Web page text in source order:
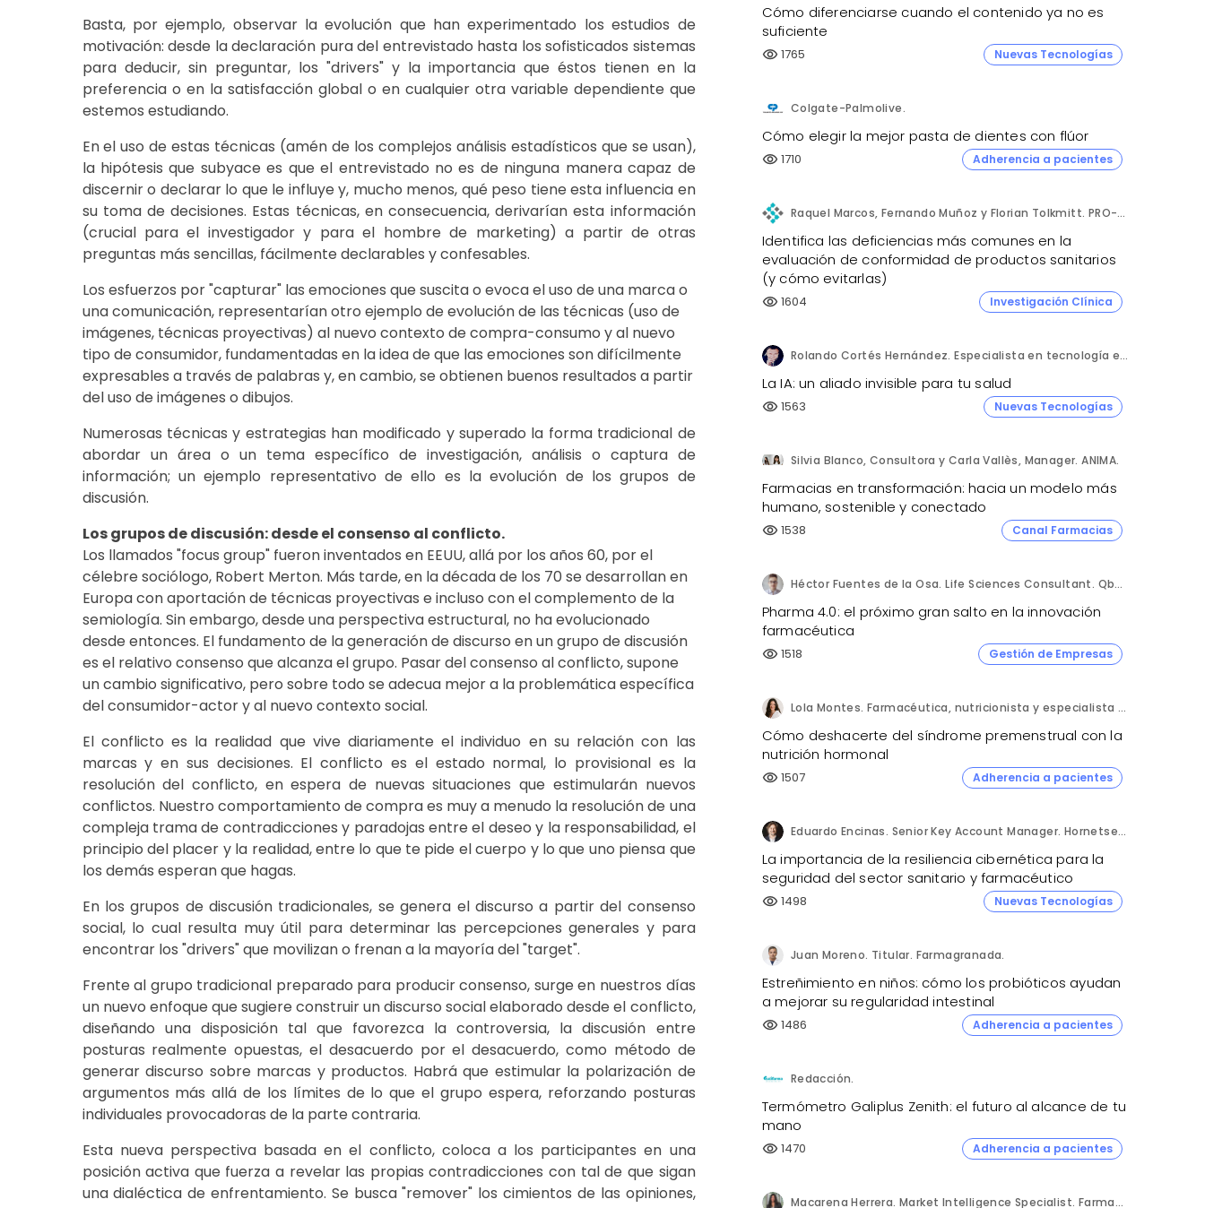
Basta, por ejemplo, observar la evolución que han experimentado los estudios de
motivación: desde la declaración pura del entrevistado hasta los sofisticados sistemas
para deducir, sin preguntar, los "drivers" y la importancia que éstos tienen en la
preferencia o en la satisfacción global o en cualquier otra variable dependiente que
estemos estudiando.
En el uso de estas técnicas (amén de los complejos análisis estadísticos que se usan),
la hipótesis que subyace es que el entrevistado no es de ninguna manera capaz de
discernir o declarar lo que le influye y, mucho menos, qué peso tiene esta influencia en
su toma de decisiones. Estas técnicas, en consecuencia, derivarían esta información
(crucial para el investigador y para el hombre de marketing) a partir de otras
preguntas más sencillas, fácilmente declarables y confesables.
Los esfuerzos por "capturar" las emociones que suscita o evoca el uso de una marca o
una comunicación, representarían otro ejemplo de evolución de las técnicas (uso de
imágenes, técnicas proyectivas) al nuevo contexto de compra-consumo y al nuevo
tipo de consumidor, fundamentadas en la idea de que las emociones son difícilmente
expresables a través de palabras y, en cambio, se obtienen buenos resultados a partir
del uso de imágenes o dibujos.
Numerosas técnicas y estrategias han modificado y superado la forma tradicional de
abordar un área o un tema específico de investigación, análisis o captura de
información; un ejemplo representativo de ello es la evolución de los grupos de
discusión.
Los grupos de discusión: desde el consenso al conflicto.
Los llamados "focus group" fueron inventados en EEUU, allá por los años 60, por el
célebre sociólogo, Robert Merton. Más tarde, en la década de los 70 se desarrollan en
Europa con aportación de técnicas proyectivas e incluso con el complemento de la
semiología. Sin embargo, desde una perspectiva estructural, no ha evolucionado
desde entonces. El fundamento de la generación de discurso en un grupo de discusión
es el relativo consenso que alcanza el grupo. Pasar del consenso al conflicto, supone
un cambio significativo, pero sobre todo se adecua mejor a la problemática específica
del consumidor-actor y al nuevo contexto social.
El conflicto es la realidad que vive diariamente el individuo en su relación con las
marcas y en sus decisiones. El conflicto es el estado normal, lo provisional es la
resolución del conflicto, en espera de nuevas situaciones que estimularán nuevos
conflictos. Nuestro comportamiento de compra es muy a menudo la resolución de una
compleja trama de contradicciones y paradojas entre el deseo y la responsabilidad, el
principio del placer y la realidad, entre lo que te pide el cuerpo y lo que uno piensa que
los demás esperan que hagas.
En los grupos de discusión tradicionales, se genera el discurso a partir del consenso
social, lo cual resulta muy útil para determinar las percepciones generales y para
encontrar los "drivers" que movilizan o frenan a la mayoría del "target".
Frente al grupo tradicional preparado para producir consenso, surge en nuestros días
un nuevo enfoque que sugiere construir un discurso social elaborado desde el conflicto,
diseñando una disposición tal que favorezca la controversia, la discusión entre
posturas realmente opuestas, el desacuerdo por el desacuerdo, como método de
generar discurso sobre marcas y productos. Habrá que estimular la polarización de
argumentos más allá de los límites de lo que el grupo espera, reforzando posturas
individuales provocadoras de la parte contraria.
Esta nueva perspectiva basada en el conflicto, coloca a los participantes en una
posición activa que fuerza a revelar las propias contradicciones con tal de que sigan
una dialéctica de enfrentamiento. Se busca "remover" los cimientos de las opiniones,
Cómo diferenciarse cuando el contenido ya no es
suficiente
visibility 1765 Nuevas Tecnologías
Colgate-Palmolive.
Cómo elegir la mejor pasta de dientes con flúor
visibility 1710 Adherencia a pacientes
Raquel Marcos, Fernando Muñoz y Florian Tolkmitt. PRO-LIANCE GLOBAL SOLUTIONS GmbH.
Identifica las deficiencias más comunes en la
evaluación de conformidad de productos sanitarios
(y cómo evitarlas)
visibility 1604 Investigación Clínica
Rolando Cortés Hernández. Especialista en tecnología e inteligencia artificial. Director Comercial. AQUÍ tu Remodelación.
La IA: un aliado invisible para tu salud
visibility 1563 Nuevas Tecnologías
Silvia Blanco, Consultora y Carla Vallès, Manager. ANIMA.
Farmacias en transformación: hacia un modelo más
humano, sostenible y conectado
visibility 1538 Canal Farmacias
Héctor Fuentes de la Osa. Life Sciences Consultant. QbD Group.
Pharma 4.0: el próximo gran salto en la innovación
farmacéutica
visibility 1518 Gestión de Empresas
Lola Montes. Farmacéutica, nutricionista y especialista en salud hormonal y de la mujer.
Cómo deshacerte del síndrome premenstrual con la
nutrición hormonal
visibility 1507 Adherencia a pacientes
Eduardo Encinas. Senior Key Account Manager. Hornetsecurity en Iberia.
La importancia de la resiliencia cibernética para la
seguridad del sector sanitario y farmacéutico
visibility 1498 Nuevas Tecnologías
Juan Moreno. Titular. Farmagranada.
Estreñimiento en niños: cómo los probióticos ayudan
a mejorar su regularidad intestinal
visibility 1486 Adherencia a pacientes
Redacción.
Termómetro Galiplus Zenith: el futuro al alcance de tu
mano
visibility 1470 Adherencia a pacientes
Macarena Herrera. Market Intelligence Specialist. Farmaprojects (Polpharma Group).